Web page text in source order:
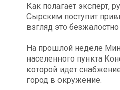
Как полагает эксперт,
Сырским поступит
взгляд это
На прошлой неделе
населенного пункта
которой идет
город в окружение.